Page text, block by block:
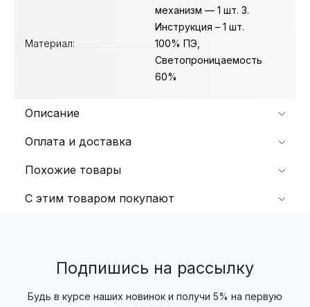
С этим товаром покупают
механизм — 1 шт. 3.
Инструкция – 1 шт.
Материал:
100% ПЭ,
Светопроницаемость
60%
Описание
Оплата и доставка
Похожие товары
Подпишись на рассылку
Будь в курсе наших новинок и получи 5% на первую